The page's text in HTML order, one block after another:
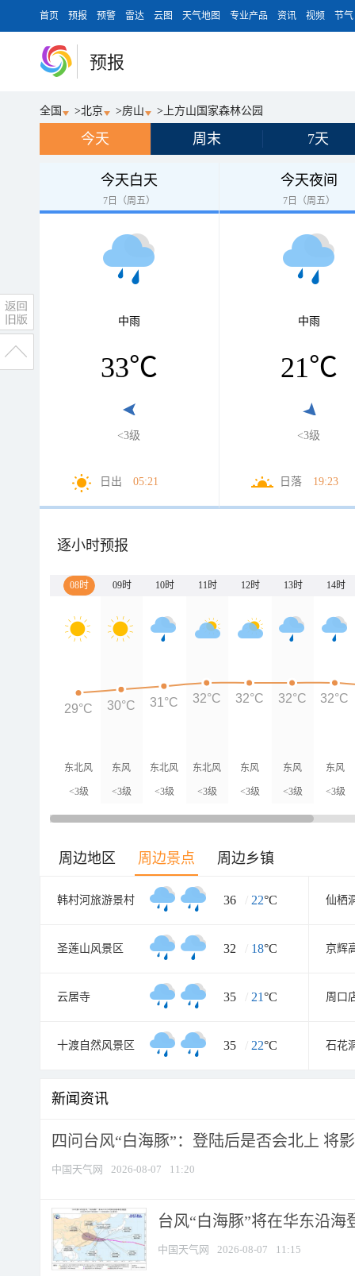
首页 预报 预警 雷达 云图 天气地图 专业产品 资讯 视频 节气
预报
全国 >北京 >房山 > 上方山国家森林公园
今天 周末 7天
今天白天
7日（周五）
中雨
33℃
<3级
日出 05:21
今天夜间
7日（周五）
中雨
21℃
<3级
日落 19:23
逐小时预报
08时 09时 10时 11时 12时 13时 14时
东北风
<3级
东风
<3级
东北风
<3级
东北风
<3级
东风
<3级
东风
<3级
东风
<3级
29°C 30°C 31°C 32°C 32°C 32°C 32°C
周边地区 周边景点 周边乡镇
韩村河旅游景村 36 / 22°C 仙栖
圣莲山风景区 32 / 18°C 京辉
云居寺 35 / 21°C 周口
十渡自然风景区 35 / 22°C 石花
新闻资讯
四问台风“白海豚”：登陆后是否会北上 将
中国天气网 2026-08-07 11:20
台风“白海豚”将在华东沿
中国天气网 2026-08-07 11:15